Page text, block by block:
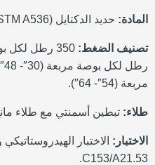
المادة: حديد الدكتايل (ASTM A536).
تصنيف الضغط:
مربعة (54″- 64″).
طلاء: تبطين أسمنتي مع طلاء
الاختبار:
C153/A21.53.